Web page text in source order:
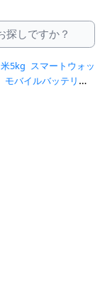
米5kg スマートウォッ
モバイルバッテリー